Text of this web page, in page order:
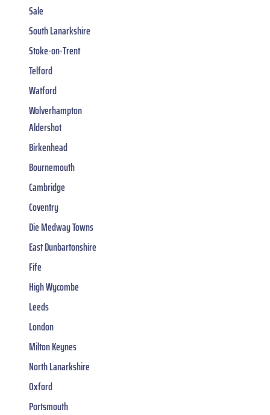
Sale
South Lanarkshire
Stoke-on-Trent
Telford
Watford
Wolverhampton
Aldershot
Birkenhead
Bournemouth
Cambridge
Coventry
Die Medway Towns
East Dunbartonshire
Fife
High Wycombe
Leeds
London
Milton Keynes
North Lanarkshire
Oxford
Portsmouth